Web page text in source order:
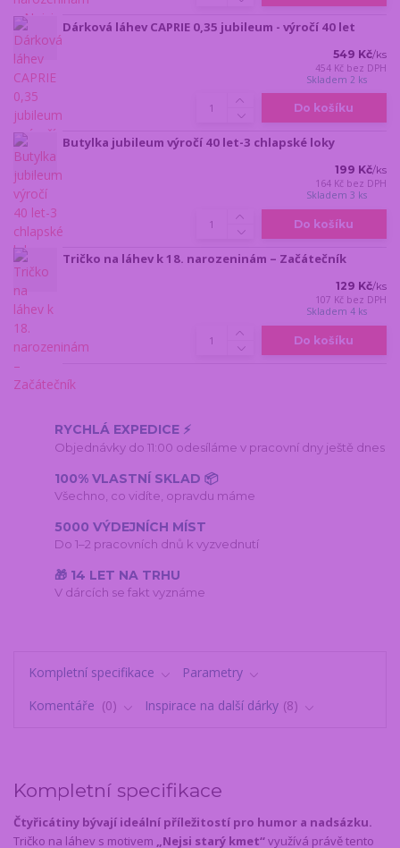
Dárková láhev CAPRIE 0,35 jubileum - výročí 40 let
549 Kč/ks
454 Kč bez DPH
Skladem 2 ks
Do košíku
Butylka jubileum výročí 40 let-3 chlapské loky
199 Kč/ks
164 Kč bez DPH
Skladem 3 ks
Do košíku
Tričko na láhev k 18. narozeninám – Začátečník
129 Kč/ks
107 Kč bez DPH
Skladem 4 ks
Do košíku
RYCHLÁ EXPEDICE ⚡
Objednávky do 11:00 odesíláme v pracovní dny ještě dnes
100% VLASTNÍ SKLAD 📦
Všechno, co vidíte, opravdu máme
5000 VÝDEJNÍCH MÍST
Do 1–2 pracovních dnů k vyzvednutí
🎁 14 LET NA TRHU
V dárcích se fakt vyznáme
Kompletní specifikace
Parametry
Komentáře
0 Inspirace na další dárky 8
Kompletní specifikace
Čtyřicátiny bývají ideální příležitostí pro humor a nadsázku.
Tričko na láhev s motivem „Nejsi starý kmet“využívá právě tento